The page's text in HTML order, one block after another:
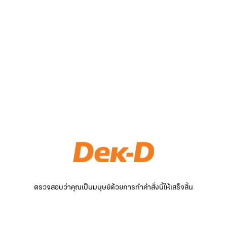
ตรวจสอบว่าคุณเป็นมนุษย์ด้วยการทำคำสั่งนี้ให้เสร็จสิ้น